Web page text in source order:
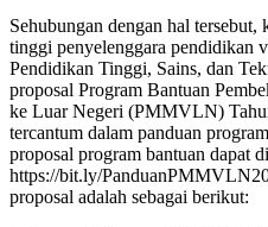
Sehubungan dengan hal
tinggi penyelenggara pendidikan
Pendidikan Tinggi, Sains, dan
proposal Program Bantuan
ke Luar Negeri (PMMVLN)
tercantum dalam panduan
proposal program bantuan dapat
https://bit.ly/
proposal adalah sebagai berikut: